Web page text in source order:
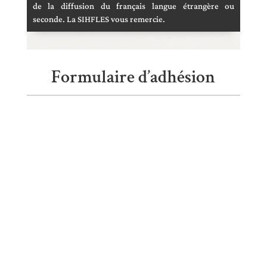
de la diffusion du français langue étrangère ou
seconde. La SIHFLES vous remercie.
Formulaire d’adhésion